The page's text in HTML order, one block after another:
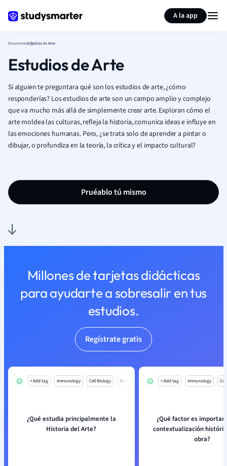
A la app
ResumenesEstudios de Arte
Estudios de Arte
Si alguien te preguntara qué son los estudios de arte, ¿cómo
responderías? Los estudios de arte son un campo amplio y complejo
que va mucho más allá de simplemente crear arte. Exploran cómo el
arte moldea las culturas, refleja la historia, comunica ideas e influye en
las emociones humanas. Pero, ¿se trata solo de aprender a pintar o
dibujar, o profundiza en la teoría, la crítica y el impacto cultural?
Pruéablo tú mismo
Millones de tarjetas didácticas
para ayudarte a sobresalir en tus
estudios.
Regístrate gratis
+ Add tag Immunology Cell Biology Mo
¿Qué estudia principalmente la
Historia del Arte?
+ Add tag Immunology
¿Qué factor es
contextualización
obra?
Resumir página